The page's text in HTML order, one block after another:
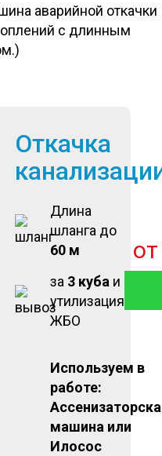
аварийной откачки
с длинным
2 900руб
ЗАКАЗАТЬ
Откачка
Длина
шланга до
60 м
за 3 куба и
утилизация
ЖБО
Используем в
работе:
машина или
Илосос